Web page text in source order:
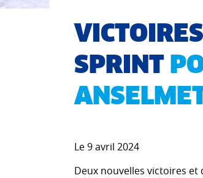
SPRINT
Le 9 avril 2024
Deux nouvelles victoires